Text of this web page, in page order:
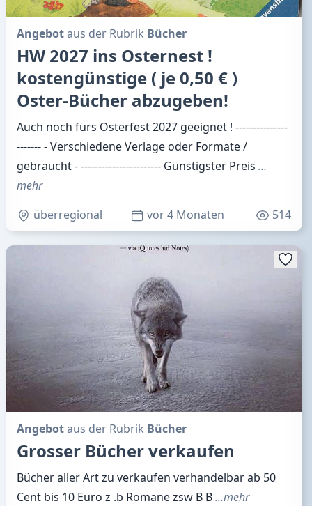
Angebotaus der Rubrik Bücher
HW 2027 ins Osternest !
kostengünstige ( je 0,50 € )
Oster-Bücher abzugeben!
Auch noch fürs Osterfest 2027 geeignet ! ---------------
------- - Verschiedene Verlage oder Formate /
gebraucht - ----------------------- Günstigster Preis …
mehr
überregional
vor 4 Monaten 514
Angebotaus der Rubrik Bücher
Grosser Bücher verkaufen
Bücher aller Art zu verkaufen verhandelbar ab 50
Cent bis 10 Euro z .b Romane zsw B B…mehr